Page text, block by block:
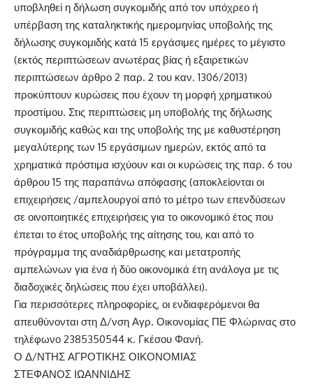
υποβληθεί η δήλωση συγκομιδής από τον υπόχρεο ή
υπέρβαση της καταληκτικής ημερομηνίας υποβολής της
δήλωσης συγκομιδής κατά 15 εργάσιμες ημέρες το μέγιστο
(εκτός περιπτώσεων ανωτέρας βίας ή εξαιρετικών
περιπτώσεων άρθρο 2 παρ. 2 του καν. 1306/2013)
προκύπτουν κυρώσεις που έχουν τη μορφή χρηματικού
προστίμου. Στις περιπτώσεις μη υποβολής της δήλωσης
συγκομιδής καθώς και της υποβολής της με καθυστέρηση
μεγαλύτερης των 15 εργάσιμων ημερών, εκτός από τα
χρηματικά πρόστιμα ισχύουν και οι κυρώσεις της παρ. 6 του
άρθρου 15 της παραπάνω απόφασης (αποκλείονται οι
επιχειρήσεις /αμπελουργοί από το μέτρο των επενδύσεων
σε οινοποιητικές επιχειρήσεις για το οικονομικό έτος που
έπεται το έτος υποβολής της αίτησης του, και από το
πρόγραμμα της αναδιάρθρωσης και μετατροπής
αμπελώνων για ένα ή δύο οικονομικά έτη ανάλογα με τις
διαδοχικές δηλώσεις που έχει υποβάλλει).
Για περισσότερες πληροφορίες, οι ενδιαφερόμενοι θα
απευθύνονται στη Δ/νση Αγρ. Οικονομίας ΠΕ Φλώρινας στο
τηλέφωνο 2385350544 κ. Γκέσου Φανή.
Ο Δ/ΝΤΗΣ ΑΓΡΟΤΙΚΗΣ ΟΙΚΟΝΟΜΙΑΣ
ΣΤΕΦΑΝΟΣ ΙΩΑΝΝΙΔΗΣ